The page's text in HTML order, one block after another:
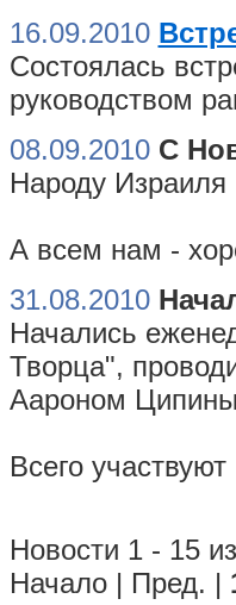
16.09.2010
Состоялась
руководством
08.09.2010 С
Народу Израиля
А всем нам -
31.08.2010
Начались
Творца",
Аароном
Всего
Новости 1 - 15
Начало | Пред. |